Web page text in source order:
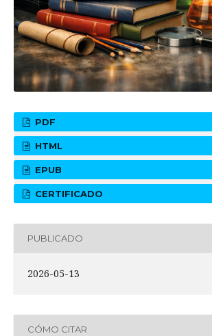
PDF
HTML
EPUB
CERTIFICADO
PUBLICADO
2026-05-13
CÓMO CITAR